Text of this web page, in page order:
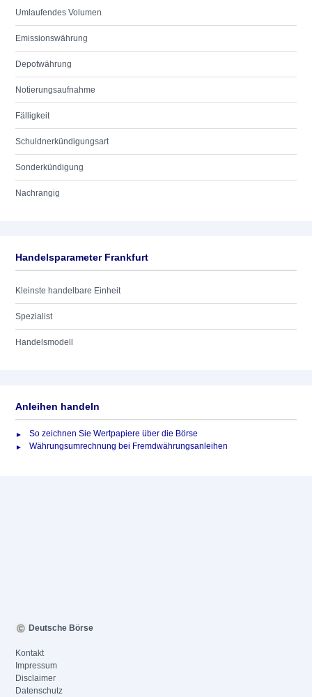
Umlaufendes Volumen
Emissionswährung
Depotwährung
Notierungsaufnahme
Fälligkeit
Schuldnerkündigungsart
Sonderkündigung
Nachrangig
Handelsparameter Frankfurt
Kleinste handelbare Einheit
Spezialist
Handelsmodell
Anleihen handeln
So zeichnen Sie Wertpapiere über die Börse
Währungsumrechnung bei Fremdwährungsanleihen
Deutsche Börse
Kontakt
Impressum
Disclaimer
Datenschutz